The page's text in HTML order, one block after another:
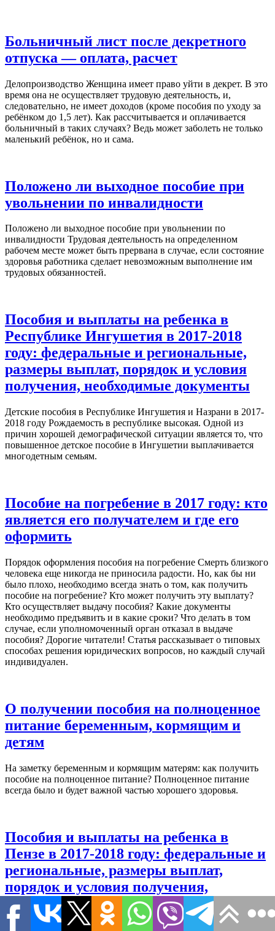
Больничный лист после декретного
отпуска — оплата, расчет
Делопроизводство Женщина имеет право уйти в декрет. В это
время она не осуществляет трудовую деятельность, и,
следовательно, не имеет доходов (кроме пособия по уходу за
ребёнком до 1,5 лет). Как рассчитывается и оплачивается
больничный в таких случаях? Ведь может заболеть не только
маленький ребёнок, но и сама.
Положено ли выходное пособие при
увольнении по инвалидности
Положено ли выходное пособие при увольнении по
инвалидности Трудовая деятельность на определенном
рабочем месте может быть прервана в случае, если состояние
здоровья работника сделает невозможным выполнение им
трудовых обязанностей.
Пособия и выплаты на ребенка в
Республике Ингушетия в 2017-2018
году: федеральные и региональные,
размеры выплат, порядок и условия
получения, необходимые документы
Детские пособия в Республике Ингушетия и Назрани в 2017-
2018 году Рождаемость в республике высокая. Одной из
причин хорошей демографической ситуации является то, что
повышенное детское пособие в Ингушетии выплачивается
многодетным семьям.
Пособие на погребение в 2017 году: кто
является его получателем и где его
оформить
Порядок оформления пособия на погребение Смерть близкого
человека еще никогда не приносила радости. Но, как бы ни
было плохо, необходимо всегда знать о том, как получить
пособие на погребение? Кто может получить эту выплату?
Кто осуществляет выдачу пособия? Какие документы
необходимо предъявить и в какие сроки? Что делать в том
случае, если уполномоченный орган отказал в выдаче
пособия? Дорогие читатели! Статья рассказывает о типовых
способах решения юридических вопросов, но каждый случай
индивидуален.
О получении пособия на полноценное
питание беременным, кормящим и
детям
На заметку беременным и кормящим матерям: как получить
пособие на полноценное питание? Полноценное питание
всегда было и будет важной частью хорошего здоровья.
Пособия и выплаты на ребенка в
Пензе в 2017-2018 году: федеральные и
региональные, размеры выплат,
порядок и условия получения,
необходимые документы